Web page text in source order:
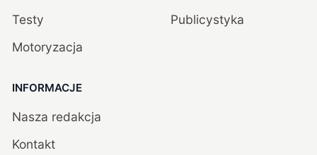
Testy
Motoryzacja
Publicystyka
INFORMACJE
Nasza redakcja
Kontakt